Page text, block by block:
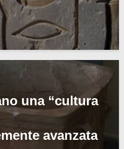
una “cultura
avanzata